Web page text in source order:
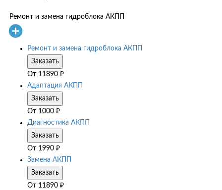
Ремонт и замена гидроблока АКПП
Ремонт и замена гидроблока АКПП
Заказать
От 11890 ₽
Адаптация АКПП
Заказать
От 1000 ₽
Диагностика АКПП
Заказать
От 1990 ₽
Замена АКПП
Заказать
От 11890 ₽